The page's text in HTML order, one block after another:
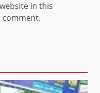
in this